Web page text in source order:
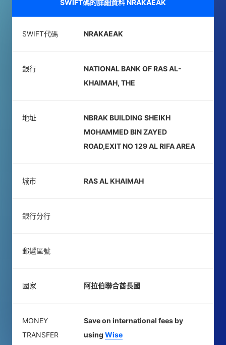
SWIFT碼的詳細資料NRAKAEAK
SWIFT代碼 NRAKAEAK
銀行
NATIONAL BANK OF RAS AL-
KHAIMAH, THE
地址
NBRAK BUILDING SHEIKH
MOHAMMED BIN ZAYED
ROAD,EXIT NO 129 AL RIFA AREA
城市 RAS AL KHAIMAH
銀行分行
郵遞區號
國家 阿拉伯聯合酋長國
MONEY
TRANSFER
Save on international fees by
using Wise